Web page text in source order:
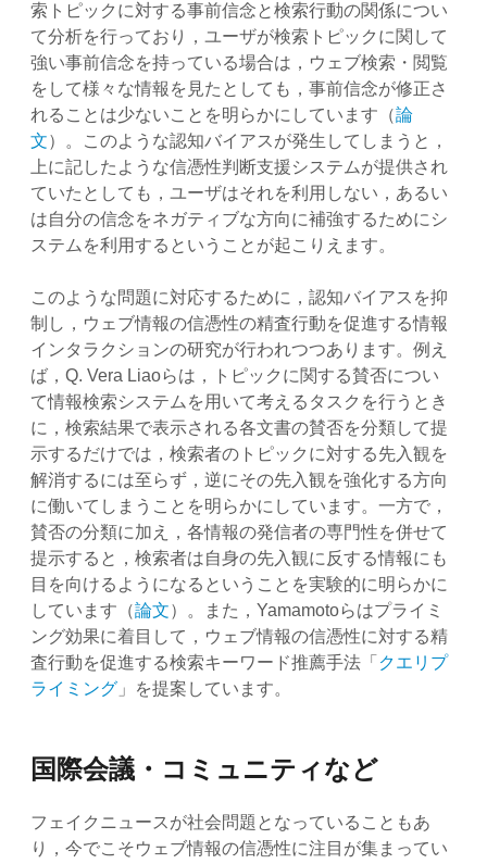
索トピックに対する事前信念と検索行動の関係につい
て分析を行っており，ユーザが検索トピックに関して
強い事前信念を持っている場合は，ウェブ検索・閲覧
をして様々な情報を見たとしても，事前信念が修正さ
れることは少ないことを明らかにしています（論
文）。このような認知バイアスが発生してしまうと，
上に記したような信憑性判断支援システムが提供され
ていたとしても，ユーザはそれを利用しない，あるい
は自分の信念をネガティブな方向に補強するためにシ
ステムを利用するということが起こりえます。
このような問題に対応するために，認知バイアスを抑
制し，ウェブ情報の信憑性の精査行動を促進する情報
インタラクションの研究が行われつつあります。例え
ば，Q. Vera Liaoらは，トピックに関する賛否につい
て情報検索システムを用いて考えるタスクを行うとき
に，検索結果で表示される各文書の賛否を分類して提
示するだけでは，検索者のトピックに対する先入観を
解消するには至らず，逆にその先入観を強化する方向
に働いてしまうことを明らかにしています。一方で，
賛否の分類に加え，各情報の発信者の専門性を併せて
提示すると，検索者は自身の先入観に反する情報にも
目を向けるようになるということを実験的に明らかに
しています（論文）。また，Yamamotoらはプライミ
ング効果に着目して，ウェブ情報の信憑性に対する精
査行動を促進する検索キーワード推薦手法「 クエリプ
ライミング 」を提案しています。
国際会議・コミュニティなど
フェイクニュースが社会問題となっていることもあ
り，今でこそウェブ情報の信憑性に注目が集まってい